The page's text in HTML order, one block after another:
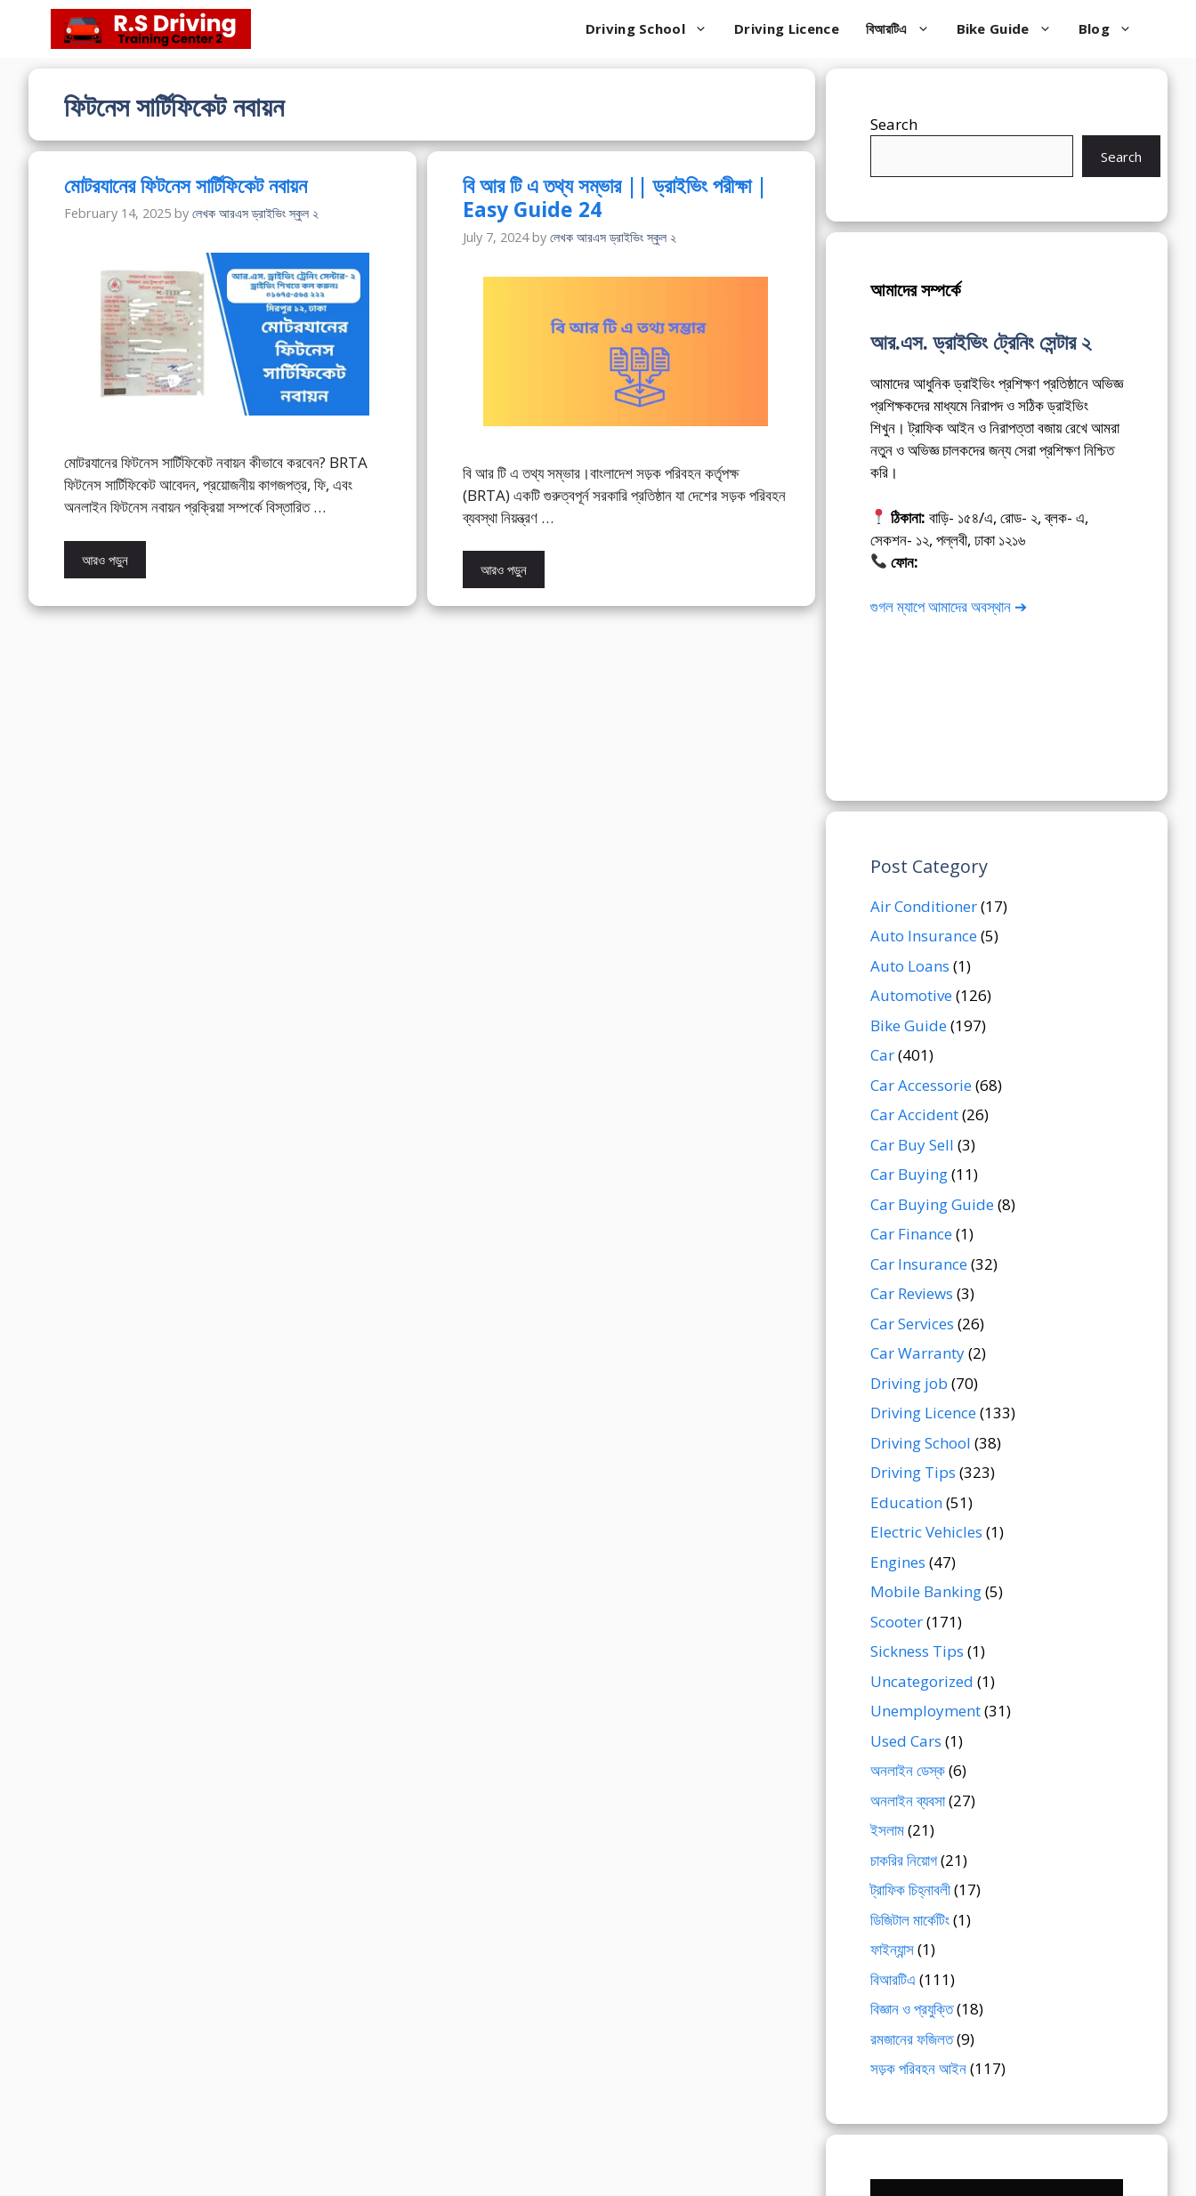
content
Driving School Driving Licence বিআরটিএ Bike Guide Blog
ফিটনেস সার্টিফিকেট নবায়ন
মোটরযানের ফিটনেস সার্টিফিকেট নবায়ন
February 14, 2025 by লেখক আরএস ড্রাইভিং স্কুল ২
মোটরযানের ফিটনেস সার্টিফিকেট নবায়ন কীভাবে করবেন? BRTA
ফিটনেস সার্টিফিকেট আবেদন, প্রয়োজনীয় কাগজপত্র, ফি, এবং
অনলাইন ফিটনেস নবায়ন প্রক্রিয়া সম্পর্কে বিস্তারিত …
আরও পড়ুন
বি আর টি এ তথ্য সম্ভার || ড্রাইভিং পরীক্ষা |
Easy Guide 24
July 7, 2024 by লেখক আরএস ড্রাইভিং স্কুল ২
বি আর টি এ তথ্য সম্ভার।বাংলাদেশ সড়ক পরিবহন কর্তৃপক্ষ
(BRTA) একটি গুরুত্বপূর্ন সরকারি প্রতিষ্ঠান যা দেশের সড়ক পরিবহন
ব্যবস্থা নিয়ন্ত্রণ …
আরও পড়ুন
Search
Search
আমাদের সম্পর্কে
আর.এস. ড্রাইভিং ট্রেনিং সেন্টার ২
আমাদের আধুনিক ড্রাইভিং প্রশিক্ষণ প্রতিষ্ঠানে অভিজ্ঞ
প্রশিক্ষকদের মাধ্যমে নিরাপদ ও সঠিক ড্রাইভিং
শিখুন। ট্রাফিক আইন ও নিরাপত্তা বজায় রেখে আমরা
নতুন ও অভিজ্ঞ চালকদের জন্য সেরা প্রশিক্ষণ নিশ্চিত
করি।
ঠিকানা: বাড়ি- ১৫৪/এ, রোড- ২, ব্লক- এ,
সেকশন- ১২, পল্লবী, ঢাকা ১২১৬
ফোন:
গুগল ম্যাপে আমাদের অবস্থান ➔
Post Category
Air Conditioner(17)
Auto Insurance(5)
Auto Loans (1)
Automotive(126)
Bike Guide(197)
Car(401)
Car Accessorie(68)
Car Accident(26)
Car Buy Sell (3)
Car Buying(11)
Car Buying Guide(8)
Car Finance(1)
Car Insurance(32)
Car Reviews (3)
Car Services (26)
Car Warranty(2)
Driving job (70)
Driving Licence(133)
Driving School (38)
Driving Tips (323)
Education(51)
Electric Vehicles (1)
Engines (47)
Mobile Banking(5)
Scooter(171)
Sickness Tips (1)
Uncategorized (1)
Unemployment(31)
Used Cars (1)
অনলাইন ডেস্ক(6)
অনলাইন ব্যবসা(27)
ইসলাম(21)
চাকরির নিয়োগ(21)
ট্রাফিক চিহ্নাবলী(17)
ডিজিটাল মার্কেটিং(1)
ফাইন্যান্স(1)
বিআরটিএ (111)
বিজ্ঞান ও প্রযুক্তি(18)
রমজানের ফজিলত(9)
সড়ক পরিবহন আইন(117)